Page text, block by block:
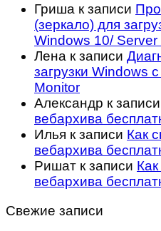
Гриша к записи
(зеркало) для
Windows 10/ Server
Лена к записи
загрузки Windows
Monitor
Александр к записи
вебархива
Илья к записи Как
вебархива
Ришат к записи
вебархива
Свежие записи